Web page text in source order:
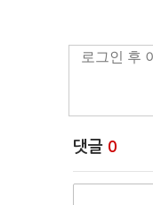
댓글 0